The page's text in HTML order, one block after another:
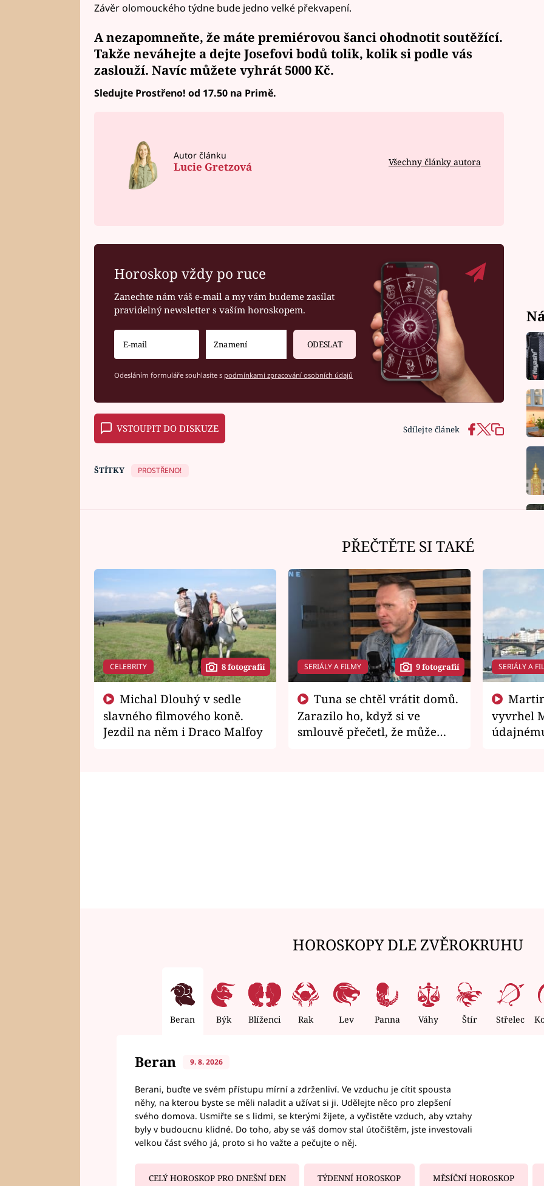
Závěr olomouckého týdne bude jedno velké překvapení.
A nezapomneňte, že máte premiérovou šanci ohodnotit soutěžící.
Takže neváhejte adejte Josefovi bodů tolik, kolik si podle vás
zaslouží. Navíc můžete vyhrát5000 Kč.
Sledujte Prostřeno! od 17.50 na Primě.
Autor článku
Lucie Gretzová Všechny články autora
Horoskop vždy po ruce
Zanechte nám váš e-mail a my vám budeme zasílat
pravidelný newsletter s vaším horoskopem.
ODESLAT
Odesláním formuláře souhlasíte s podmínkami zpracování osobních údajů
VSTOUPIT DO DISKUZE Sdílejte článek
ŠTÍTKY PROSTŘENO!
PŘEČTĚTE SI TAKÉ
CELEBRITY 8 fotografií
slavného filmového koně.
Jezdil na něm i Draco Malfoy
SERIÁLY A FILMY 9 fotografií
Zarazilo ho, když si ve
smlouvě přečetl, že může
SERIÁLY A
vyvrhel
HOROSKOPY DLE ZVĚROKRUHU
Beran Býk Blíženci Rak Lev Panna Váhy Štír Střelec
Beran 9. 8. 2026
Berani, buďte ve svém přístupu mírní a zdrženliví. Ve vzduchu je cítit spousta
něhy, na kterou byste se měli naladit a užívat si ji. Udělejte něco pro zlepšení
svého domova. Usmiřte se s lidmi, se kterými žijete, a vyčistěte vzduch, aby vztahy
byly v budoucnu klidné. Do toho, aby se váš domov stal útočištěm, jste investovali
velkou část svého já, proto si ho važte a pečujte o něj.
CELÝ HOROSKOP PRO DNEŠNÍ DEN TÝDENNÍ HOROSKOP MĚSÍČNÍ HOROSKOP